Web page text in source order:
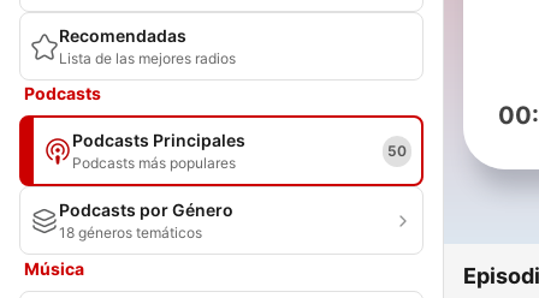
Recomendadas
Lista de las mejores radios
Podcasts
Podcasts Principales
Podcasts más populares
50
Podcasts por Género
18 géneros temáticos
Música